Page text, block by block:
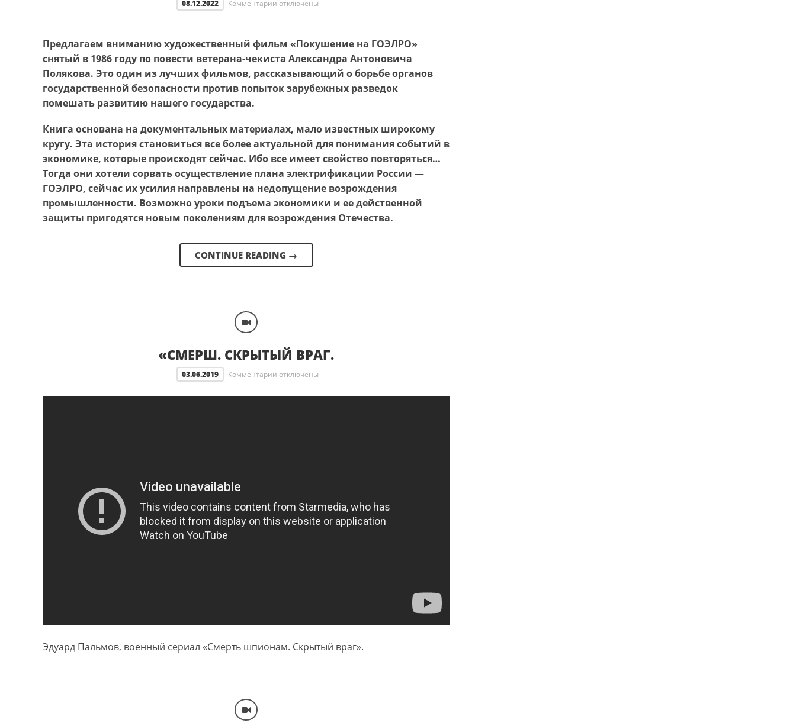
08.12.2022 Комментариик записи Покушение на ГОЭЛРО
отключены
Предлагаем вниманию художественный фильм «Покушение на ГОЭЛРО»
снятый в 1986 году по повести ветерана-чекиста Александра Антоновича
Полякова. Это один из лучших фильмов, рассказывающий о борьбе органов
государственной безопасности против попыток зарубежных разведок
помешать развитию нашего государства.
Книга основана на документальных материалах, мало известных широкому
кругу. Эта история становиться все более актуальной для понимания событий в
экономике, которые происходят сейчас. Ибо все имеет свойство повторяться…
Тогда они хотели сорвать осуществление плана электрификации России —
ГОЭЛРО, сейчас их усилия направлены на недопущение возрождения
промышленности. Возможно уроки подъема экономики и ее действенной
защиты пригодятся новым поколениям для возрождения Отечества.
CONTINUE READING →
«СМЕРШ. СКРЫТЫЙ ВРАГ.
03.06.2019 Комментариик записи «СМЕРШ. Скрытый враг.
отключены
Эдуард Пальмов, военный сериал «Смерть шпионам. Скрытый враг».